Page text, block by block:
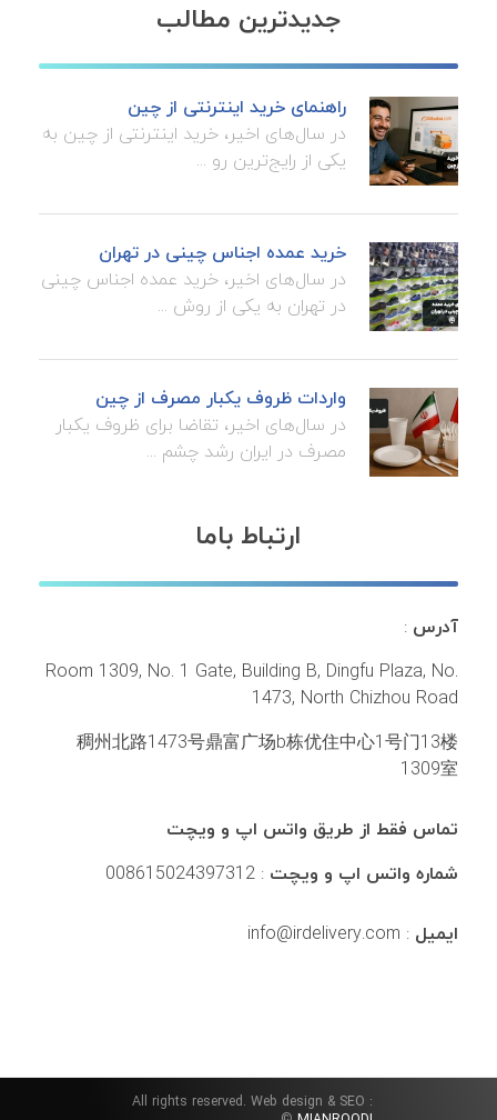
جدیدترین مطالب
راهنمای خرید اینترنتی از چین
در سال‌های اخیر، خرید اینترنتی از چین به
یکی از رایج‌ترین رو ...
خرید عمده اجناس چینی در تهران
در سال‌های اخیر، خرید عمده اجناس چینی
در تهران به یکی از روش ...
واردات ظروف یکبار مصرف از چین
در سال‌های اخیر، تقاضا برای ظروف یکبار
مصرف در ایران رشد چشم ...
ارتباط باما
آدرس :
Room 1309, No. 1 Gate, Building B, Dingfu Plaza, No.
1473, North Chizhou Road
稠州北路1473号鼎富广场b栋优住中心1号门13楼
1309室
تماس فقط از طریق واتس اپ و ویچت
شماره واتس اپ و ویچت : 008615024397312
ایمیل : info@irdelivery.com
All rights reserved. Web design & SEO :